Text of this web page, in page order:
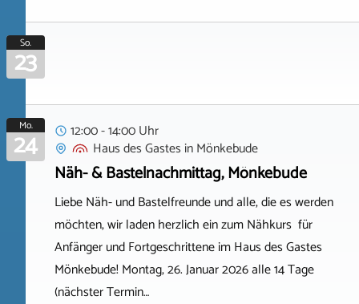
So.
23
Mo.
24
12:00 - 14:00 Uhr
Haus des Gastes inMönkebude
Näh- & Bastelnachmittag, Mönkebude
Liebe Näh- und Bastelfreunde und alle, die es werden
möchten, wir laden herzlich ein zum Nähkurs für
Anfänger und Fortgeschrittene im Haus des Gastes
Mönkebude! Montag, 26. Januar 2026 alle 14 Tage
(nächster Termin…